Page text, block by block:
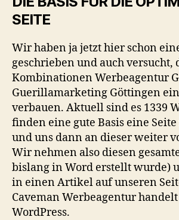
SEITE
Wir haben ja jetzt hier schon
geschrieben und auch versucht,
Kombinationen Werbeagentur
Guerillamarketing Göttingen
verbauen. Aktuell sind es 1339
finden eine gute Basis eine
und uns dann an dieser weiter
Wir nehmen also diesen
bislang in Word erstellt wurde)
in einen Artikel auf unseren
Caveman Werbeagentur
WordPress.